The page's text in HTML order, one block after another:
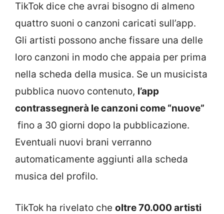
TikTok dice che avrai bisogno di almeno
quattro suoni o canzoni caricati sull’app.
Gli artisti possono anche fissare una delle
loro canzoni in modo che appaia per prima
nella scheda della musica. Se un musicista
pubblica nuovo contenuto, l’app
contrassegnerà le canzoni come “nuove”
fino a 30 giorni dopo la pubblicazione.
Eventuali nuovi brani verranno
automaticamente aggiunti alla scheda
musica del profilo.
TikTok ha rivelato che oltre 70.000 artisti